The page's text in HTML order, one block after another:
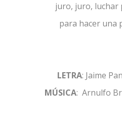
juro, juro, luchar
para hacer una
LETRA: Jaime
MÚSICA: Arnulfo